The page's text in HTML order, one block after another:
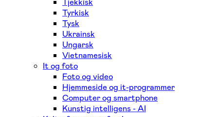
Tyrkisk
Tysk
Ukrainsk
Ungarsk
Vietnamesisk
It og foto
Foto og video
Hjemmeside og it-programmer
Computer og smartphone
Kunstig intelligens - AI